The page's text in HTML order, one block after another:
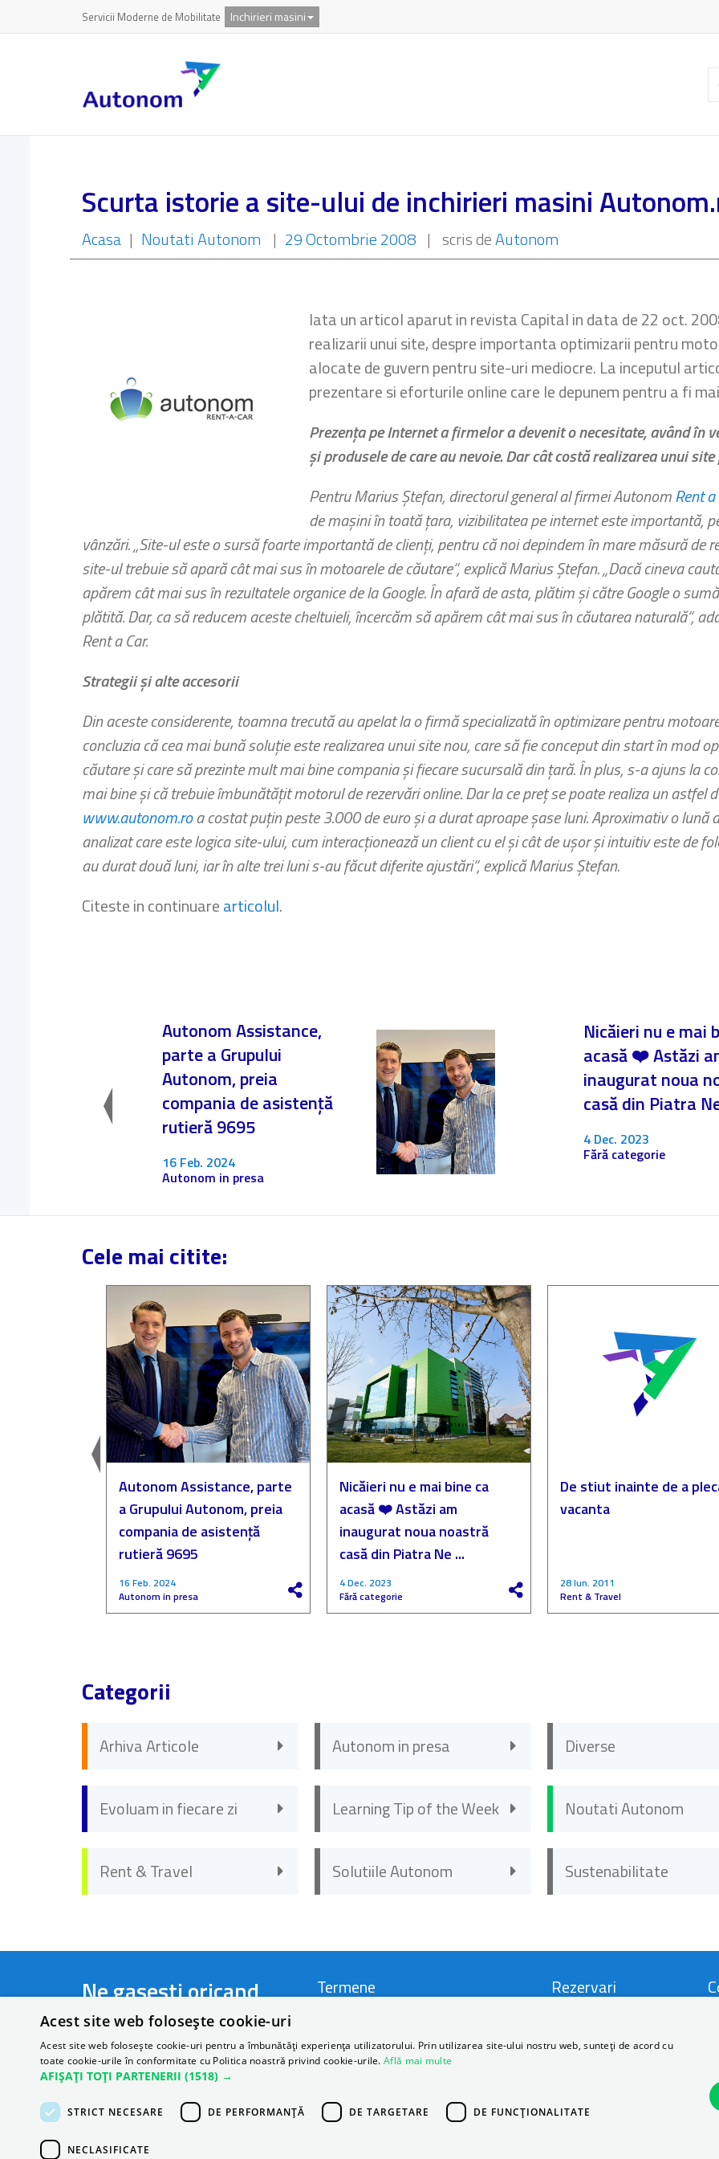
Servicii Moderne de Mobilitate Inchirieri masini
Scurta istorie a site-ului de inchirieri masini
Acasa | Noutati Autonom | 29 Octombrie 2008 | scris deAutonom
Iata un articol aparut in revista Capital in data de 22 oct.
realizarii unui site, despre importanta optimizarii pentru
alocate de guvern pentru site-uri mediocre. La inceputul
prezentare si eforturile online care le depunem pentru a fi
Prezenţa pe Internet a firmelor a devenit o necesitate, având în
şi produsele de care au nevoie. Dar cât costă realizarea unui
Pentru Marius Ştefan, directorul general al firmei AutonomRent a
de maşini în toată ţara, vizibilitatea pe internet este importantă,
vânzări. „Site-ul este o sursă foarte importantă de clienţi, pentru că noi depindem în mare măsură de
site-ul trebuie să apară cât mai sus în motoarele de căutare“, explică Marius Ştefan. „Dacă cineva
apărem cât mai sus în rezultatele organice de la Google. În afară de asta, plătim şi către Google o
plătită. Dar, ca să reducem aceste cheltuieli, încercăm să apărem cât mai sus în căutarea naturală“,
Rent a Car.
Strategii şi alte accesorii
Din aceste considerente, toamna trecută au apelat la o firmă specializată în optimizare pentru
concluzia că cea mai bună soluţie este realizarea unui site nou, care să fie conceput din start în mod
căutare şi care să prezinte mult mai bine compania şi fiecare sucursală din ţară. În plus, s-a ajuns la
mai bine şi că trebuie îmbunătăţit motorul de rezervări online. Dar la ce preţ se poate realiza un astfel
www.autonom.roa costat puţin peste 3.000 de euro şi a durat aproape şase luni. Aproximativ o lună
analizat care este logica site-ului, cum interacţionează un client cu el şi cât de uşor şi intuitiv este de
au durat două luni, iar în alte trei luni s-au făcut diferite ajustări“, explică Marius Ştefan.
Citeste in continuarearticolul.
Autonom Assistance,
parte a Grupului
Autonom, preia
compania de asistență
rutieră 9695
16 Feb. 2024
Autonom in presa
Nicăieri nu e mai
acasă ❤️ Astăzi
inaugurat noua
casă din Piatra
4 Dec. 2023
Fără categorie
Cele mai citite:
Autonom Assistance, parte
a Grupului Autonom, preia
compania de asistență
rutieră 9695
16 Feb. 2024
Autonom in presa
Nicăieri nu e mai bine ca
acasă ❤️ Astăzi am
inaugurat noua noastră
casă din Piatra Ne ...
4 Dec. 2023
Fără categorie
De stiut inainte de a
vacanta
28 Iun. 2011
Rent & Travel
Categorii
Arhiva Articole Autonom in presa Diverse
Evoluam in fiecare zi Learning Tip of the Week Noutati Autonom
Rent & Travel Solutiile Autonom Sustenabilitate
Ne gasesti oricand
Telefon:+40 721 44 22 66
Email:rezervari@autonom.com
Termene
Termeni si Conditii
Politica de Prelucrare a Datelor
ANPC
Rezervari
Locatii
Acest site web folosește cookie-uri
Acest site web folosește cookie-uri pentru a îmbunătăți experiența utilizatorului. Prin utilizarea site-ului nostru web, sunteți de acord cu
toate cookie-urile în conformitate cu Politica noastră privind cookie-urile.Află mai multe
AFIȘAȚI TOȚI PARTENERII (1518) →
STRICT NECESARE DE PERFORMANȚĂ DE TARGETARE DE FUNCŢIONALITATE
NECLASIFICATE